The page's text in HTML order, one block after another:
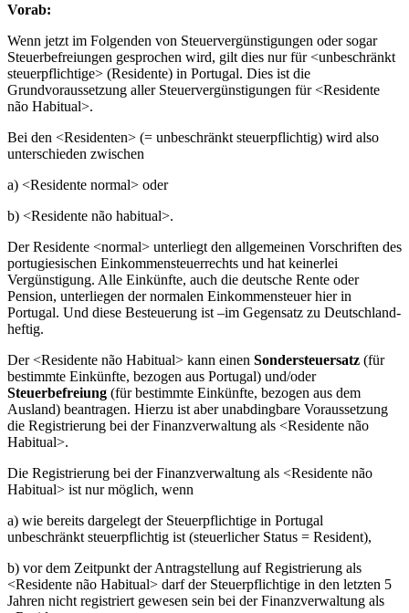
Vorab:
Wenn jetzt im Folgenden von Steuervergünstigungen oder sogar
Steuerbefreiungen gesprochen wird, gilt dies nur für <unbeschränkt
steuerpflichtige> (Residente) in Portugal. Dies ist die
Grundvoraussetzung aller Steuervergünstigungen für <Residente
não Habitual>.
Bei den <Residenten> (= unbeschränkt steuerpflichtig) wird also
unterschieden zwischen
a) <Residente normal> oder
b) <Residente não habitual>.
Der Residente <normal> unterliegt den allgemeinen Vorschriften des
portugiesischen Einkommensteuerrechts und hat keinerlei
Vergünstigung. Alle Einkünfte, auch die deutsche Rente oder
Pension, unterliegen der normalen Einkommensteuer hier in
Portugal. Und diese Besteuerung ist –im Gegensatz zu Deutschland-
heftig.
Der <Residente não Habitual> kann einen Sondersteuersatz (für
bestimmte Einkünfte, bezogen aus Portugal) und/oder
Steuerbefreiung (für bestimmte Einkünfte, bezogen aus dem
Ausland) beantragen. Hierzu ist aber unabdingbare Voraussetzung
die Registrierung bei der Finanzverwaltung als <Residente não
Habitual>.
Die Registrierung bei der Finanzverwaltung als <Residente não
Habitual> ist nur möglich, wenn
a) wie bereits dargelegt der Steuerpflichtige in Portugal
unbeschränkt steuerpflichtig ist (steuerlicher Status = Resident),
b) vor dem Zeitpunkt der Antragstellung auf Registrierung als
<Residente não Habitual> darf der Steuerpflichtige in den letzten 5
Jahren nicht registriert gewesen sein bei der Finanzverwaltung als